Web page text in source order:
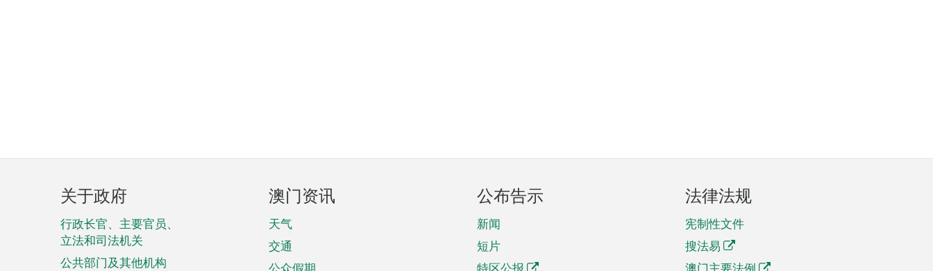
页
脚
菜
单
关于政府
行政长官、主要官员、
立法和司法机关
公共部门及其他机构
澳门资讯
天气
交通
公布告示
新闻
短片
法律法规
宪制性文件
搜法易